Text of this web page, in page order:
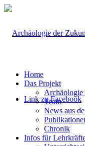
Link zu Facebook
Home
Das Projekt
Team
News aus
Chronik
Infos für